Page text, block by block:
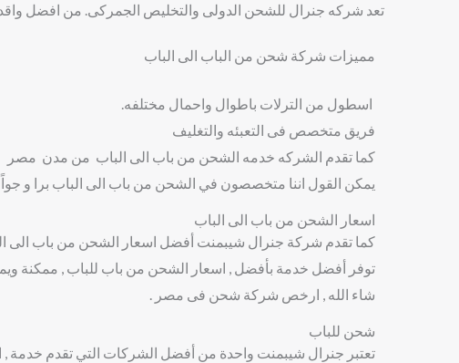
تعد شركه جنرال للشحن الدولى والتخليص الجمركى. من افضل
مميزات شركة شحن من الباب الى الباب
اسطول من الترلات باطوال واحمال مختلفه.
فريق متخصص فى التعبئه والتغليف
كما تقدم الشركه خدمه الشحن من باب الى الباب من مدن مصر
يمكن القول اننا متخصصون في الشحن من باب الى الباب برا و
اسعار الشحن من باب الى الباب
كما تقدم شركة جنرال شيبمنت أفضل اسعار الشحن من باب الى
توفر أفضل خدمة بأفضل , اسعار الشحن من باب للباب , ممكنة
شاء الله , ارخص شركة شحن فى مصر .
شحن للباب
تعتبر جنرال شيبمنت واحدة من أفضل الشركات التي تقدم خدمة